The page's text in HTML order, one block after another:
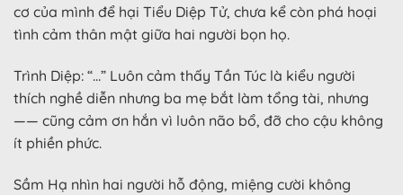
cơ của mình để hại Tiểu Diệp Tử, chưa kể còn phá hoại
tình cảm thân mật giữa hai người bọn họ.
Trình Diệp: “…” Luôn cảm thấy Tần Túc là kiểu người
thích nghề diễn nhưng ba mẹ bắt làm tổng tài, nhưng
—— cũng cảm ơn hắn vì luôn não bổ, đỡ cho cậu không
ít phiền phức.
Sầm Hạ nhìn hai người hỗ động, miệng cười không